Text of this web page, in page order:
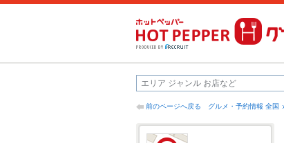
前のページへ戻る グルメ・予約情報 全国